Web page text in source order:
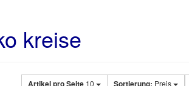
kreise
Sortierung: Preis
Artikel pro Seite 10